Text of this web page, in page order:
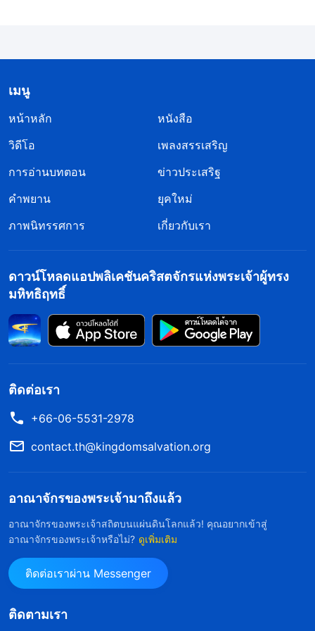
ไม่มีความเป็นมนุษย์ธรรมดาอยู่ในนั้นเลยแม้แต่น้อย!
เมื่อฉันมีปฏิสัมพันธ์กับเหล่าญาติมิตร เพื่อนบ้านและ
เพื่อนร่วมงานของฉัน ฉันต้องการให้ผู้อื่นพูดถึงฉันใน
ทางที่ดีเสมอ บางครั้ง เวลามีเพื่อนร่วมงานชมเชยงาน
ของคนอื่นต่อหน้าฉัน ฉันจะเริ่มรู้สึกอึดอัด และเพื่อให้ผู้
อื่นพูดชมฉัน ฉันจะทุ่มเททำงานของตัวเองให้ดี และฉัน
มีความสุขที่ได้ทำไม่ว่ามันจะยากหรือเหน็ดเหนื่อยแค่
หนึ่ง ทว่าตอนนี้ฉันตระหนักได้แล้วว่าสิ่งเหล่านั้นคือ
การสำแดงอุปนิสัยอันเสื่อมทรามของซาตาน หลังจาก
นั้นฉันมาอยู่เฉพาะพระพักตร์พระเจ้าบ่อยครั้งและ
อธิษฐานต่อพระองค์ถึงความยากลำบากทั้งหลายของ
และการฟังการสามัคคีธรรมของผู้อื่น เมื่อถึงคราวฉัน
สามัคคีธรรม ฉันก็ไม่คิดอีกต่อไปว่าจะสามัคคีธรรม
อย่างไรให้ดีกว่าน้องสาวหวัง ฉันตริตรองพระวจนะ
หลังจากผ่านไประยะหนึ่ง ฉันก็รู้สึกอย่างแท้จริงว่า
ความอิจฉาของฉันลดลงเมื่อเทียบกับก่อนหน้านั้น แต่
อุปนิสัยอันเสื่อมทรามเยี่ยงซาตานหยั่งรากลึกจริงๆ
และมันจะเผยตัวออกมา เมื่อไหร่ก็ตามที่มีสถานการณ์
เมนู
หน้าหลัก
หนังสือ
วิดีโอ
เพลงสรรเสริญ
การอ่านบทตอน
ข่าวประเสริฐ
คำพยาน
ยุคใหม่
ภาพนิทรรศการ
เกี่ยวกับเรา
ดาวน์โหลดแอปพลิเคชันคริสตจักรแห่งพระเจ้าผู้ทรง
มหิทธิฤทธิ์
ติดต่อเรา
+66-06-5531-2978
contact.th@kingdomsalvation.org
อาณาจักรของพระเจ้ามาถึงแล้ว
อาณาจักรของพระเจ้าสถิตบนแผ่นดินโลกแล้ว! คุณอยากเข้าสู่
อาณาจักรของพระเจ้าหรือไม่? ดูเพิ่มเติม
ติดต่อเราผ่าน Messenger
ติดตามเรา